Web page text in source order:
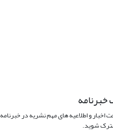
خبرنامه
اخبار و اطلاعیه های مهم نشریه در خبرنامه
شوید.